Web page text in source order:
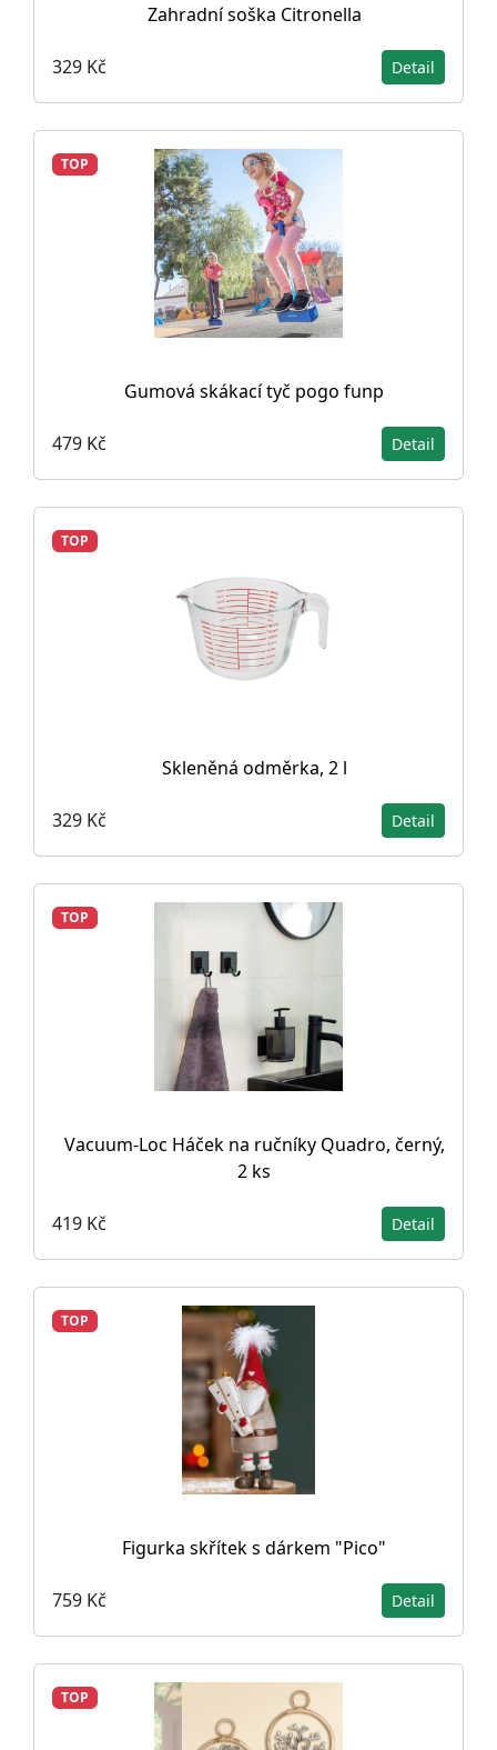
Zahradní soška Citronella
329 Kč Detail
TOP
Gumová skákací tyč pogo funp
479 Kč Detail
TOP
Skleněná odměrka, 2 l
329 Kč Detail
TOP
Vacuum-Loc Háček na ručníky Quadro, černý,
2 ks
419 Kč Detail
TOP
Figurka skřítek s dárkem "Pico"
759 Kč Detail
TOP